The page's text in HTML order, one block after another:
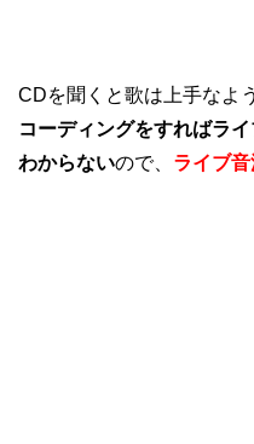
CDを聞くと歌は上手なよ
コーディングをすればラ
わからないので、 ライブ